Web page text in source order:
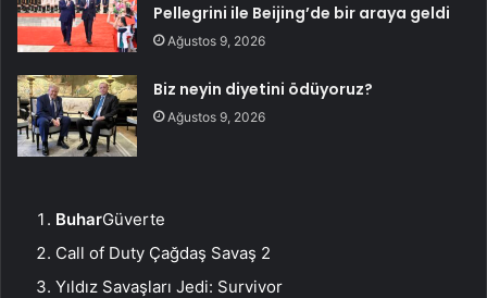
Pellegrini ile Beijing’de bir araya geldi
Ağustos 9, 2026
Biz neyin diyetini ödüyoruz?
Ağustos 9, 2026
BuharGüverte
Call of Duty Çağdaş Savaş 2
Yıldız Savaşları Jedi: Survivor